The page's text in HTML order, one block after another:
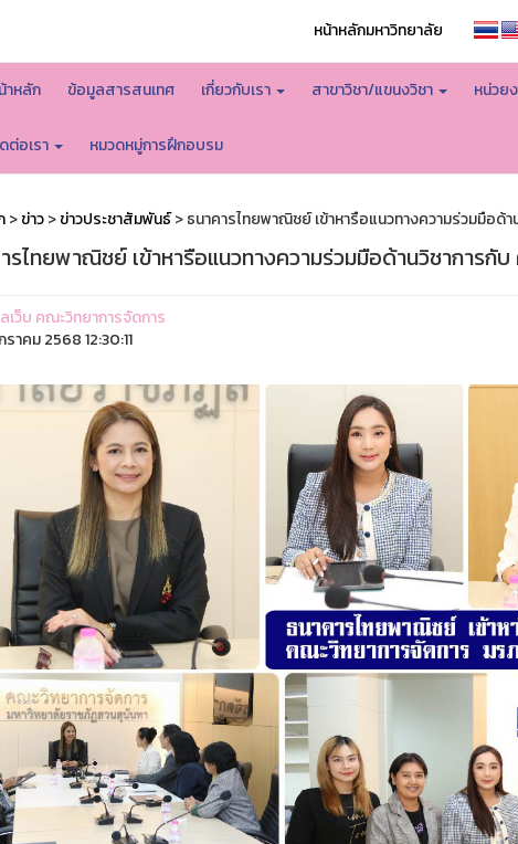
หน้าหลักมหาวิทยาลัย
าหลัก ข้อมูลสารสนเทศ เกี่ยวกับเรา สาขาวิชา/แขนงวิชา หน่วย
ต่อเรา หมวดหมู่การฝึกอบรม
>ข่าว>ข่าวประชาสัมพันธ์> ธนาคารไทยพาณิชย์ เข้าหารือแนวทางความร่วมมือด้
รไทยพาณิชย์ เข้าหารือแนวทางความร่วมมือด้านวิชาการกั
ว็บ คณะวิทยาการจัดการ
าคม 2568 12:30:11